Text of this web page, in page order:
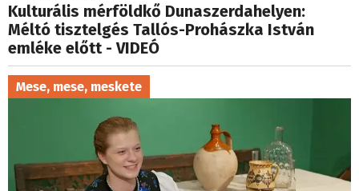
Kulturális mérföldkő Dunaszerdahelyen:
Méltó tisztelgés Tallós-Prohászka István
emléke előtt - VIDEÓ
Mese, mese, meskete